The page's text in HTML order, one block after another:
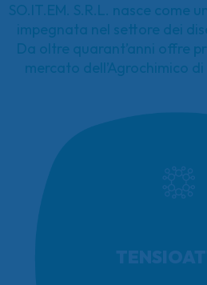
SO.IT.EM. S.R.L. nasce come
impegnata nel settore dei
Da oltre quarant’anni offre
mercato dell’Agrochimico